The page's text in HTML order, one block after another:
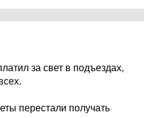
за свет в подъездах,
перестали получать